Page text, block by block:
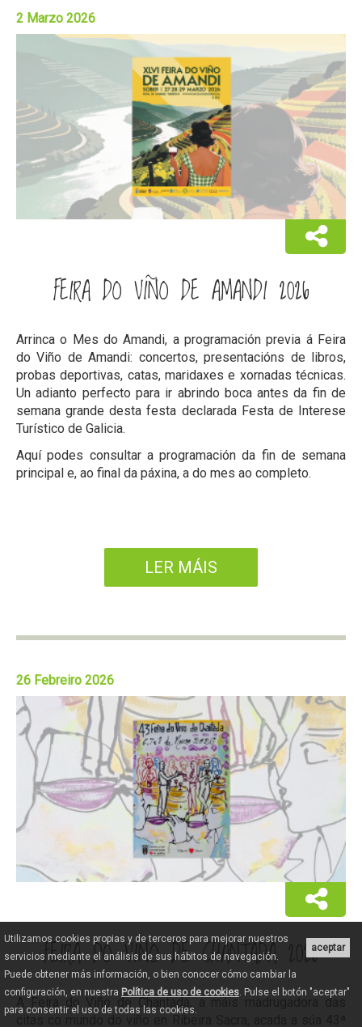
2 Marzo 2026
FEIRA DO VIÑO DE AMANDI 2026
Arrinca o Mes do Amandi, a programación previa á Feira
do Viño de Amandi: concertos, presentacións de libros,
probas deportivas, catas, maridaxes e xornadas técnicas.
Un adianto perfecto para ir abrindo boca antes da fin de
semana grande desta festa declarada Festa de Interese
Turístico de Galicia.
Aquí podes consultar a programación da fin de semana
principal e, ao final da páxina, a do mes ao completo.
LER MÁIS
26 Febreiro 2026
FEIRA DO VIÑO DE CHANTADA 2026
A Feira do Viño de Chantada, a máis madrugadora das
aceptar
Utilizamos cookies propias y de terceros para mejorar nuestros
servicios mediante el análisis de sus hábitos de navegación.
Puede obtener más información, o bien conocer cómo cambiar la
configuración, en nuestra Política de uso de cookies. Pulse el botón "aceptar"
para consentir el uso de todas las cookies.